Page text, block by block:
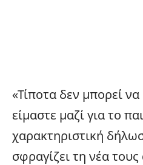
«Τίποτα δεν μπορεί
είμαστε μαζί για το
χαρακτηριστική
σφραγίζει τη νέα